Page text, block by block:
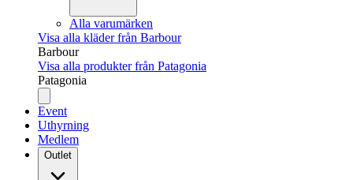
Alla varumärken
Visa alla kläder från Barbour
Barbour
Visa alla produkter från Patagonia
Patagonia
Event
Uthyrning
Medlem
Outlet